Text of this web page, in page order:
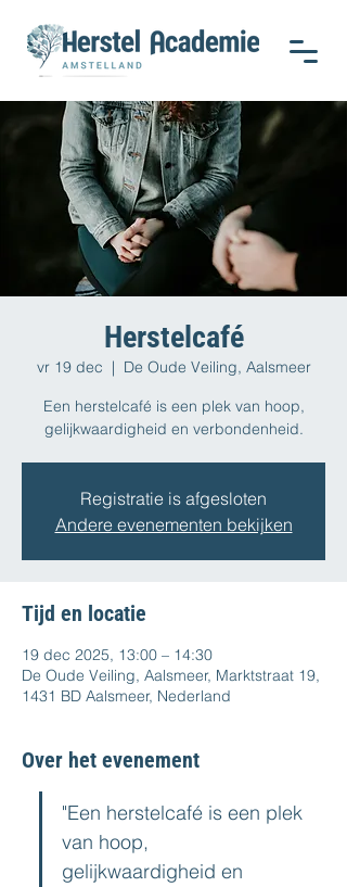
Herstelcafé
vr 19 dec
  |
De Oude Veiling, Aalsmeer
Een herstelcafé is een plek van hoop,
gelijkwaardigheid en verbondenheid.
Registratie is afgesloten
Andere evenementen bekijken
Tijd en locatie
19 dec 2025, 13:00 – 14:30
De Oude Veiling, Aalsmeer, Marktstraat 19,
1431 BD Aalsmeer, Nederland
Over het evenement
"Een herstelcafé is een plek
van hoop,
gelijkwaardigheid en